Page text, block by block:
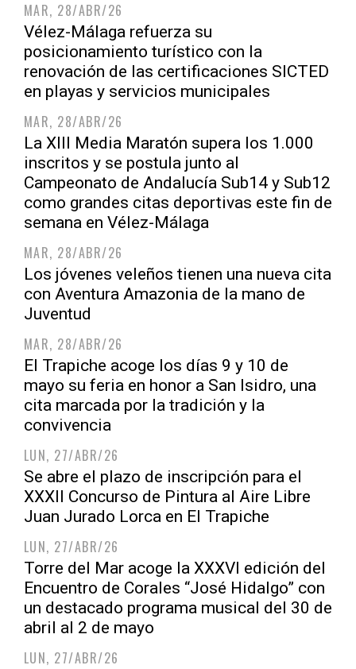
MAR, 28/ABR/26
Vélez-Málaga refuerza su
posicionamiento turístico con la
renovación de las certificaciones SICTED
en playas y servicios municipales
MAR, 28/ABR/26
La XIII Media Maratón supera los 1.000
inscritos y se postula junto al
Campeonato de Andalucía Sub14 y Sub12
como grandes citas deportivas este fin de
semana en Vélez-Málaga
MAR, 28/ABR/26
Los jóvenes veleños tienen una nueva cita
con Aventura Amazonia de la mano de
Juventud
MAR, 28/ABR/26
El Trapiche acoge los días 9 y 10 de
mayo su feria en honor a San Isidro, una
cita marcada por la tradición y la
convivencia
LUN, 27/ABR/26
Se abre el plazo de inscripción para el
XXXII Concurso de Pintura al Aire Libre
Juan Jurado Lorca en El Trapiche
LUN, 27/ABR/26
Torre del Mar acoge la XXXVI edición del
Encuentro de Corales “José Hidalgo” con
un destacado programa musical del 30 de
abril al 2 de mayo
LUN, 27/ABR/26